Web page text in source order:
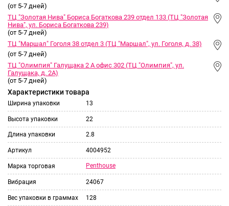
(от 5-7 дней)
ТЦ "Золотая Нива" Бориса Богаткова 239 отдел 133 (ТЦ "Золотая
Нива", ул. Бориса Богаткова 239)
(от 5-7 дней)
ТЦ "Маршал" Гоголя 38 отдел 3 (ТЦ "Маршал", ул. Гоголя, д. 38)
(от 5-7 дней)
ТЦ "Олимпия" Галущака 2 А офис 302 (ТЦ "Олимпия", ул.
Галущака, д. 2А)
(от 5-7 дней)
Характеристики товара
Ширина упаковки 13
Высота упаковки 22
Длина упаковки 2.8
Артикул 4004952
Марка торговая Penthouse
Вибрация 24067
Вес упаковки в граммах 128